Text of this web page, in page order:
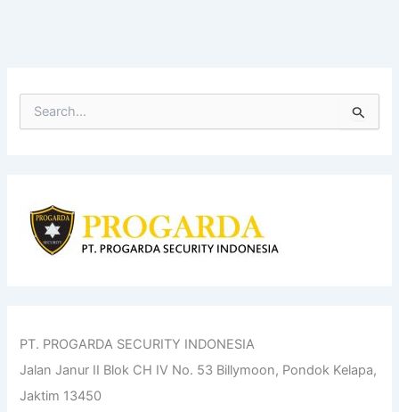
e
PT. PROGARDA SECURITY INDONESIA
Jalan Janur II Blok CH IV No. 53 Billymoon, Pondok Kelapa,
Jaktim 13450